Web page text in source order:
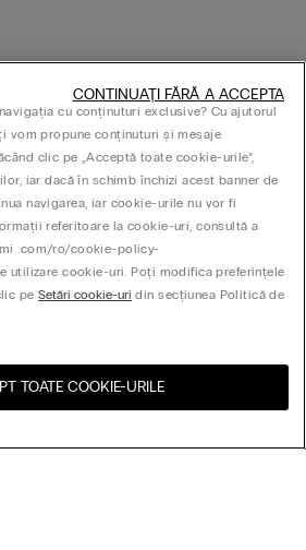
United States
cu conținuturi exclusive? Cu ajutorul
vom propune conținuturi și mesaje
clic pe „Acceptă toate cookie-urile”,
iar dacă în schimb închizi acest banner de
navigarea, iar cookie-urile nu vor fi
referitoare la cookie-uri, consultă a
.com/ro/cookie-policy-
utilizare cookie-uri. Poți modifica preferințele
peSetări cookie-uri din secțiunea Politică de
TOATE COOKIE-URILE
CONTINUAȚI FĂRĂ A ACCEPTA